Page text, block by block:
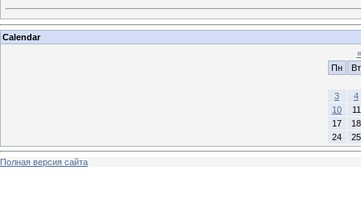
Calendar
«
Пн
Вт
3
4
10
11
17
18
24
25
Полная версия сайта